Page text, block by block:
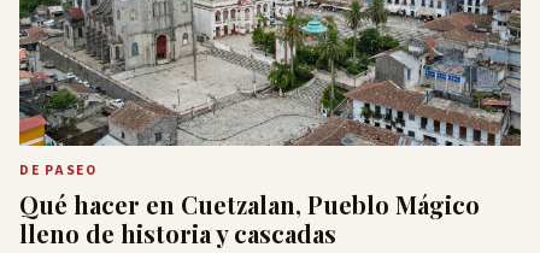
DE PASEO
Qué hacer en Cuetzalan, Pueblo Mágico
lleno de historia y cascadas